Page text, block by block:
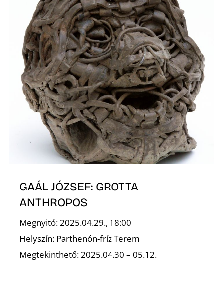
GAÁL JÓZSEF: GROTTA
ANTHROPOS
Megnyitó: 2025.04.29., 18:00
Helyszín: Parthenón-fríz Terem
Megtekinthető: 2025.04.30 – 05.12.